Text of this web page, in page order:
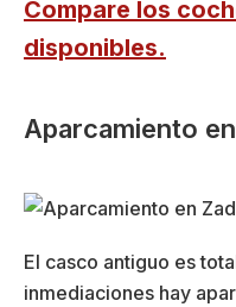
Compare los
disponibles.
Aparcamiento
El casco antiguo es
inmediaciones hay